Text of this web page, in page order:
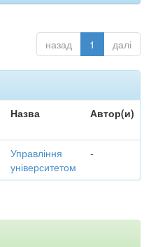
назад 1 далі
Назва Автор(и)
Управління
університетом
-